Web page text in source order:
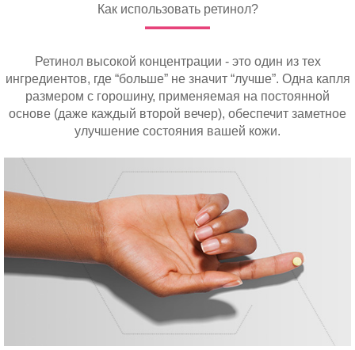
Как использовать ретинол?
Ретинол высокой концентрации - это один из тех
ингредиентов, где “больше” не значит “лучше”. Одна капля
размером с горошину, применяемая на постоянной
основе (даже каждый второй вечер), обеспечит заметное
улучшение состояния вашей кожи.